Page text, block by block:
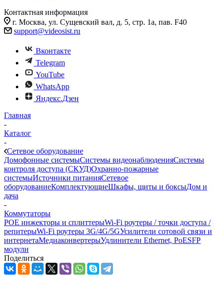
Контактная информация
г. Москва, ул. Сущевский вал, д. 5, стр. 1а, пав. F40
support@videosist.ru
Вконтакте
Telegram
YouTube
WhatsApp
Яндекс.Дзен
Главная
-
Каталог
-
Сетевое оборудование
Домофонные системыСистемы видеонаблюденияСистемы
контроля доступа (СКУД)Охранно-пожарные
системыИсточники питанияСетевое
оборудованиеКомплектующиеШкафы, щиты и боксыДом и
дача
-
Коммутаторы
POE инжекторы и сплиттерыWi-Fi роутеры / точки доступа /
репитерыWi-Fi роутеры 3G/4G/5GУсилители сотовой связи и
интернетаМедиаконвертерыУдлинители Ethernet, PoESFP
модули
Поделиться